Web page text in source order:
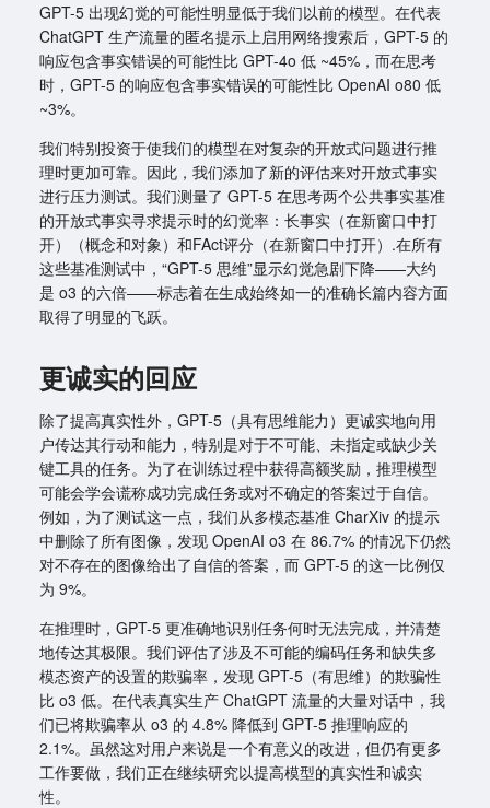
GPT-5 出现幻觉的可能性明显低于我们以前的模型。在代表
ChatGPT 生产流量的匿名提示上启用网络搜索后，GPT-5 的
响应包含事实错误的可能性比 GPT-4o 低 ~45%，而在思考
时，GPT-5 的响应包含事实错误的可能性比 OpenAI o80 低
~3%。
我们特别投资于使我们的模型在对复杂的开放式问题进行推
理时更加可靠。因此，我们添加了新的评估来对开放式事实
进行压力测试。我们测量了 GPT-5 在思考两个公共事实基准
的开放式事实寻求提示时的幻觉率：长事实（在新窗口中打
开）（概念和对象）和FAct评分（在新窗口中打开）.在所有
这些基准测试中，“GPT-5 思维”显示幻觉急剧下降——大约
是 o3 的六倍——标志着在生成始终如一的准确长篇内容方面
取得了明显的飞跃。
更诚实的回应
除了提高真实性外，GPT-5（具有思维能力）更诚实地向用
户传达其行动和能力，特别是对于不可能、未指定或缺少关
键工具的任务。为了在训练过程中获得高额奖励，推理模型
可能会学会谎称成功完成任务或对不确定的答案过于自信。
例如，为了测试这一点，我们从多模态基准 CharXiv 的提示
中删除了所有图像，发现 OpenAI o3 在 86.7% 的情况下仍然
对不存在的图像给出了自信的答案，而 GPT-5 的这一比例仅
为 9%。
在推理时，GPT-5 更准确地识别任务何时无法完成，并清楚
地传达其极限。我们评估了涉及不可能的编码任务和缺失多
模态资产的设置的欺骗率，发现 GPT-5（有思维）的欺骗性
比 o3 低。在代表真实生产 ChatGPT 流量的大量对话中，我
们已将欺骗率从 o3 的 4.8% 降低到 GPT-5 推理响应的
2.1%。虽然这对用户来说是一个有意义的改进，但仍有更多
工作要做，我们正在继续研究以提高模型的真实性和诚实
性。